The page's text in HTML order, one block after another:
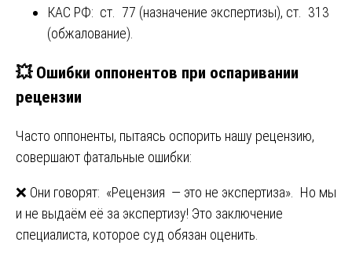
КАС РФ: ст. 77 (назначение экспертизы), ст. 313
(обжалование).
💥 Ошибки оппонентов при оспаривании
рецензии
Часто оппоненты, пытаясь оспорить нашу рецензию,
совершают фатальные ошибки:
❌ Они говорят: «Рецензия — это не экспертиза». Но мы
и не выдаём её за экспертизу! Это заключение
специалиста, которое суд обязан оценить.